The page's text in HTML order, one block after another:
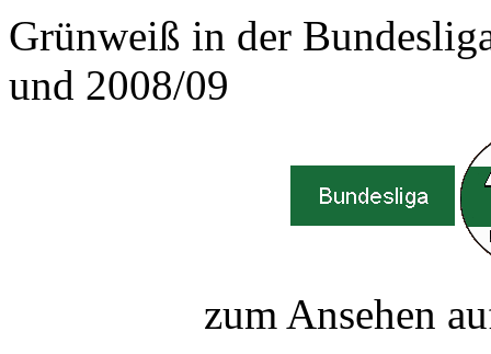
Grünweiß in der
und 2008/09
zum Ansehen